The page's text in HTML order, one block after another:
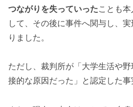
つながりを失っていったことも
して、その後に事件へ関与し、
りました。
ただし、裁判所が「大学生活や
接的な原因だった」と認定した事